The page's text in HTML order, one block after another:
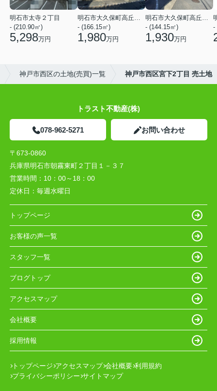
明石市太寺２丁目
- (210.90㎡)
5,298万円
明石市大久保町高丘１丁目
- (166.15㎡)
1,980万円
明石市大久保町高丘１丁目
- (144.15㎡)
1,930万円
-
神戸市西区の土地(売買)一覧 神戸市西区宮下2丁目 売土地
トラスト不動産(株)
078-962-5271 お問い合わせ
〒673-0860
兵庫県明石市朝霧東町２丁目１－３７
営業時間： 10：00～18：00
定休日： 毎週水曜日
トップページ
お客様の声一覧
スタッフ一覧
ブログトップ
アクセスマップ
会社概要
採用情報
トップページ アクセスマップ 会社概要 利用規約
プライバシーポリシー サイトマップ